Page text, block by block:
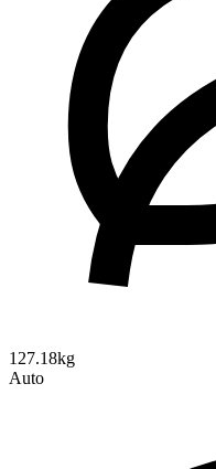
127.18kg
Auto